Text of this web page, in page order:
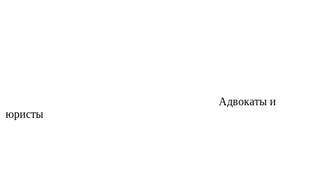
Адвокаты и
юристы